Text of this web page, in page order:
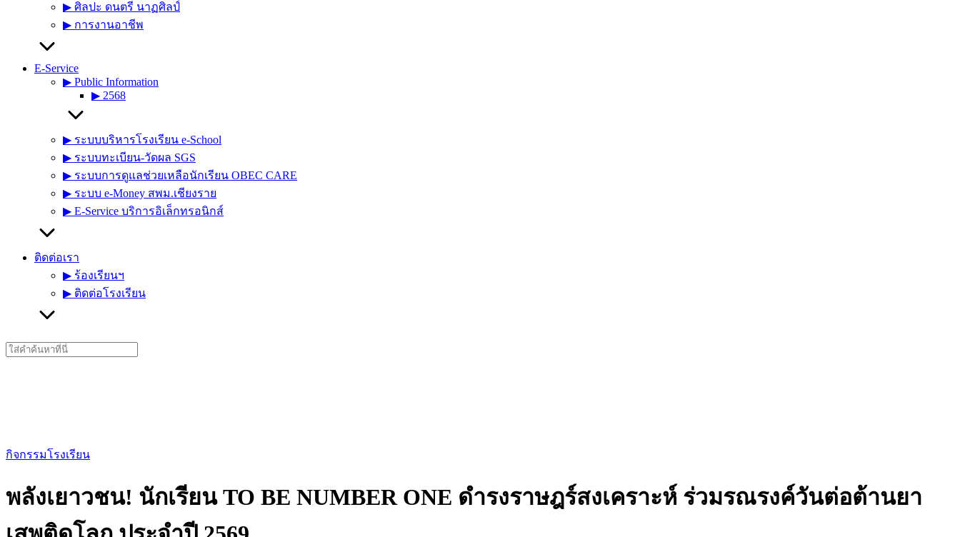
▶︎ ศิลปะ ดนตรี นาฏศิลป์
▶︎ การงานอาชีพ
E-Service
▶︎ Public Information
▶︎ 2568
▶︎ ระบบบริหารโรงเรียน e-School
▶︎ ระบบทะเบียน-วัดผล SGS
▶︎ ระบบการดูแลช่วยเหลือนักเรียน OBEC CARE
▶︎ ระบบ e-Money สพม.เชียงราย
▶︎ E-Service บริการอิเล็กทรอนิกส์
ติดต่อเรา
▶︎ ร้องเรียนฯ
▶︎ ติดต่อโรงเรียน
Search
for:
กิจกรรมโรงเรียน
พลังเยาวชน! นักเรียน TO BE NUMBER ONE ดำรงราษฎร์สงเคราะห์ ร่วมรณรงค์วันต่อต้านยา